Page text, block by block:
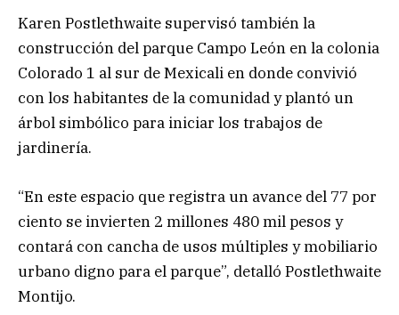
Karen Postlethwaite supervisó también la
construcción del parque Campo León en la colonia
Colorado 1 al sur de Mexicali en donde convivió
con los habitantes de la comunidad y plantó un
árbol simbólico para iniciar los trabajos de
jardinería.
“En este espacio que registra un avance del 77 por
ciento se invierten 2 millones 480 mil pesos y
contará con cancha de usos múltiples y mobiliario
urbano digno para el parque”, detalló Postlethwaite
Montijo.